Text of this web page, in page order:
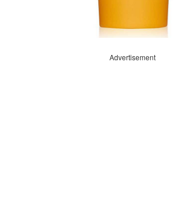
Advertisement